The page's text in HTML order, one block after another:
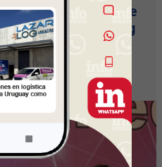
III): ¿cómo nace
producción? (Long
cross + eventos)